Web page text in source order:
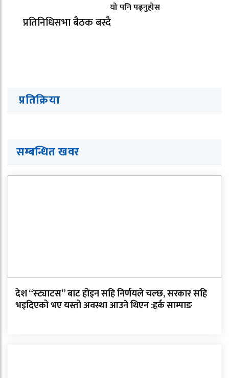
यो पनि पढ्नुहोस
प्रतिनिधिसभा बैठक बस्दै
प्रतिक्रिया
सम्बन्धित खवर
देश “स्ट्याटस” बाट होइन सहि निर्णयले चल्छ, सरकार सहि
भइदिएको भए यस्तो अवस्था आउने थिएन :हर्क साम्पाङ